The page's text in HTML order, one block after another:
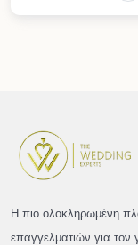
Η πιο ολοκληρωμένη
επαγγελματιών για τον